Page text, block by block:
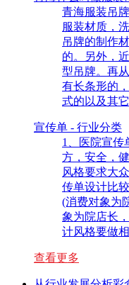
青海服装吊
服装材质，
吊牌的制作
的。另外，
型吊牌。再
有长条形的
式的以及其
宣传单 - 行业分类
1、医院宣传
方，安全，
风格要求大
传单设计比
(消费对象为
象为院店长
计风格要做
查看更多